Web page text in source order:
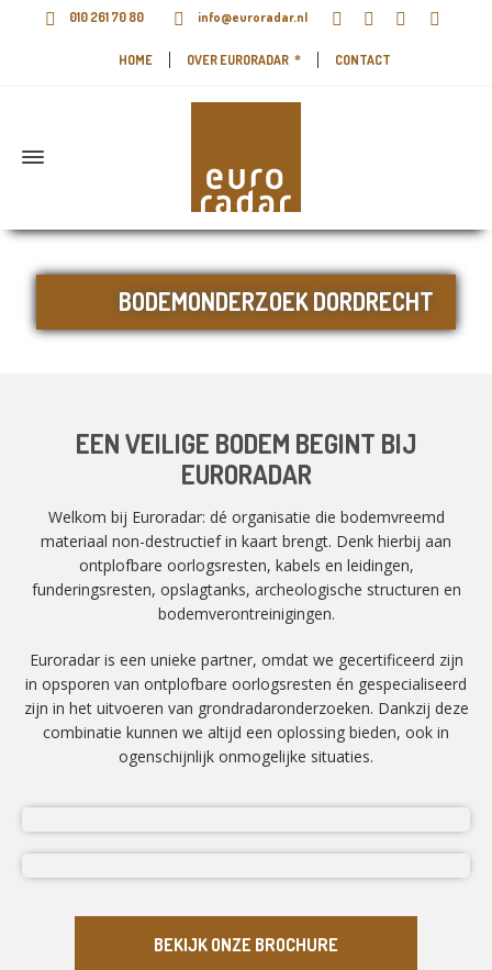
010 261 70 80 info@euroradar.nl
HOME OVER EURORADAR CONTACT
BODEMONDERZOEK DORDRECHT
EEN VEILIGE BODEM BEGINT BIJ
EURORADAR
Welkom bij Euroradar: dé organisatie die bodemvreemd
materiaal non-destructief in kaart brengt. Denk hierbij aan
ontplofbare oorlogsresten, kabels en leidingen,
funderingsresten, opslagtanks, archeologische structuren en
bodemverontreinigingen.
Euroradar is een unieke partner, omdat we gecertificeerd zijn
in opsporen van ontplofbare oorlogsresten én gespecialiseerd
zijn in het uitvoeren van grondradaronderzoeken. Dankzij deze
combinatie kunnen we altijd een oplossing bieden, ook in
ogenschijnlijk onmogelijke situaties.
BEKIJK ONZE BROCHURE